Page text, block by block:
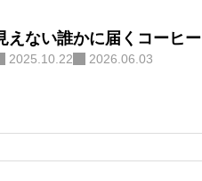
えない誰かに届くコーヒー
2025.10.22 2026.06.03